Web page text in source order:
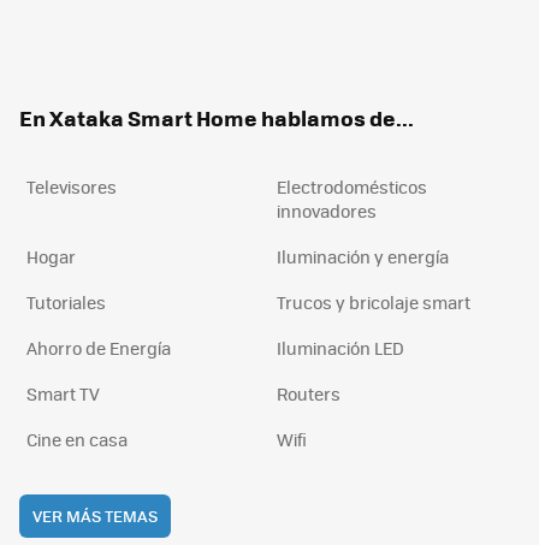
En Xataka Smart Home hablamos de...
Televisores
Electrodomésticos
innovadores
Hogar
Iluminación y energía
Tutoriales
Trucos y bricolaje smart
Ahorro de Energía
Iluminación LED
Smart TV
Routers
Cine en casa
Wifi
VER MÁS TEMAS